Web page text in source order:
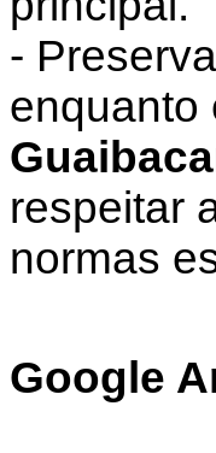
-
enquanto
respeitar
normas
Google